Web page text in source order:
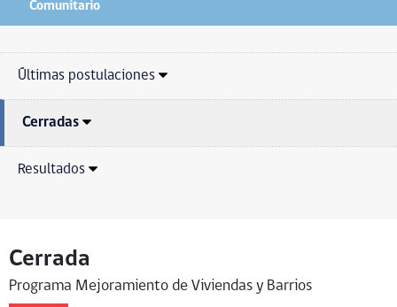
Comunitario
Últimas postulaciones
Cerradas
Resultados
Cerrada
Programa Mejoramiento de Viviendas y Barrios